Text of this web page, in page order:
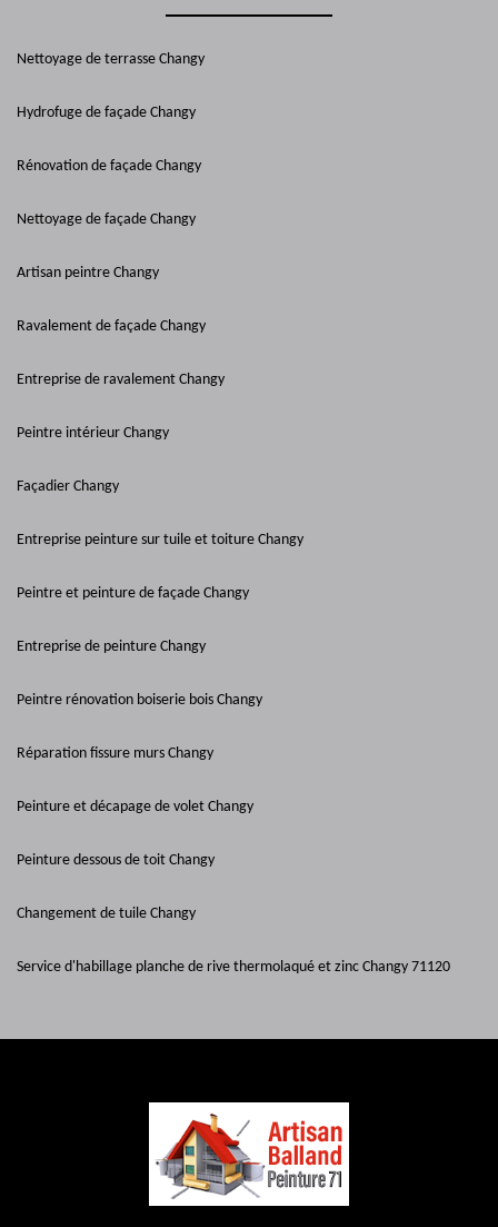
Nettoyage de terrasse Changy
Hydrofuge de façade Changy
Rénovation de façade Changy
Nettoyage de façade Changy
Artisan peintre Changy
Ravalement de façade Changy
Entreprise de ravalement Changy
Peintre intérieur Changy
Façadier Changy
Entreprise peinture sur tuile et toiture Changy
Peintre et peinture de façade Changy
Entreprise de peinture Changy
Peintre rénovation boiserie bois Changy
Réparation fissure murs Changy
Peinture et décapage de volet Changy
Peinture dessous de toit Changy
Changement de tuile Changy
Service d'habillage planche de rive thermolaqué et zinc Changy 71120